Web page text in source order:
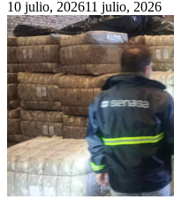
10 julio, 202611 julio, 2026